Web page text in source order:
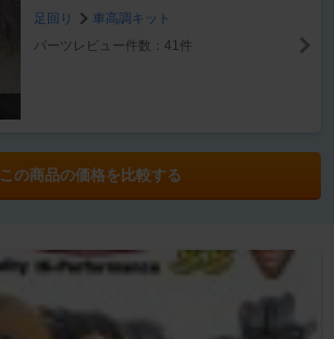
足回り
車高調キット
パーツレビュー件数：41件
この商品の価格を比較する